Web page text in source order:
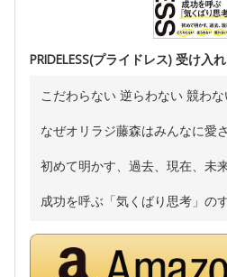
PRIDELESS(プライドレス) 受け入
こだわらない 逆らわない 競わ
なぜオリラジ藤森はみんなに愛
初めて明かす、過去、現在、未
成功を呼ぶ「気くばり思考」の